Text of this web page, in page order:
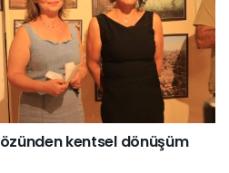
kentsel dönüşüm